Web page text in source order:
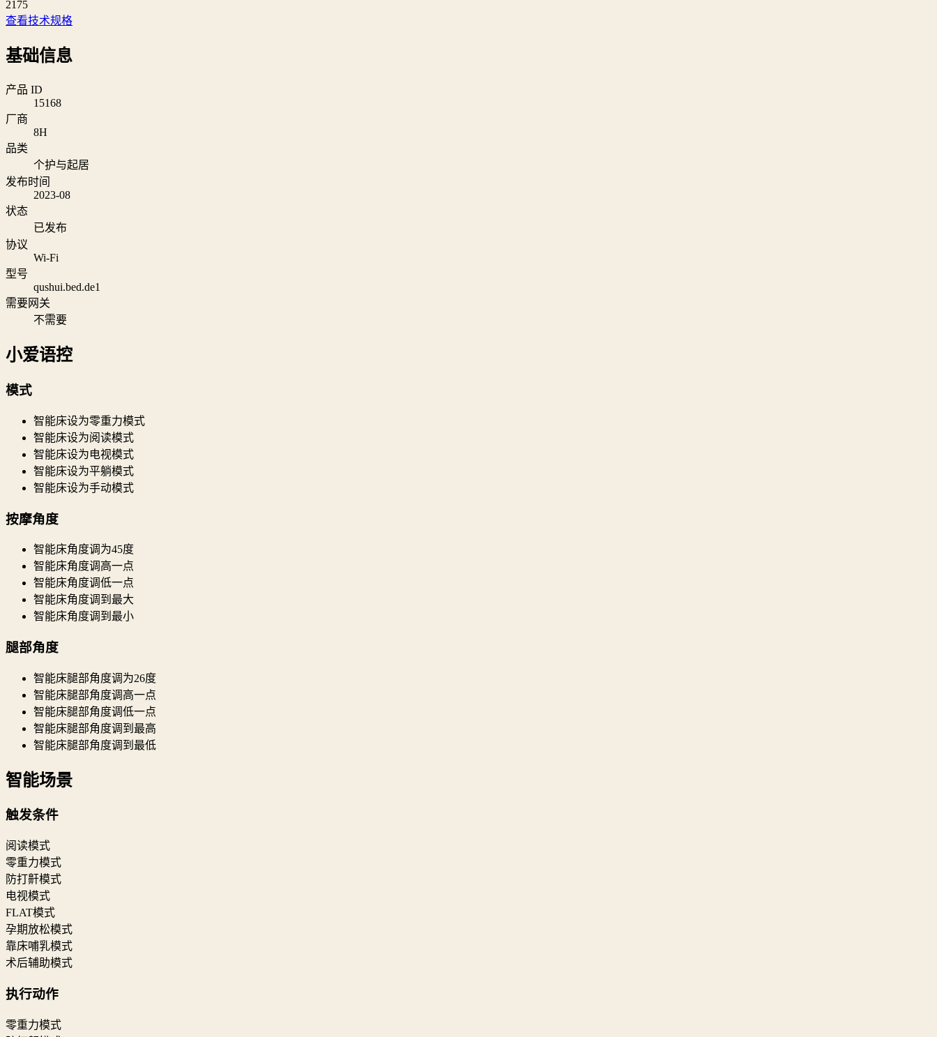
2175
查看技术规格
基础信息
产品 ID
15168
厂商
8H
品类
个护与起居
发布时间
2023-08
状态
已发布
协议
Wi‑Fi
型号
qushui.bed.de1
需要网关
不需要
小爱语控
模式
智能床设为零重力模式
智能床设为阅读模式
智能床设为电视模式
智能床设为平躺模式
智能床设为手动模式
按摩角度
智能床角度调为45度
智能床角度调高一点
智能床角度调低一点
智能床角度调到最大
智能床角度调到最小
腿部角度
智能床腿部角度调为26度
智能床腿部角度调高一点
智能床腿部角度调低一点
智能床腿部角度调到最高
智能床腿部角度调到最低
智能场景
触发条件
阅读模式
零重力模式
防打鼾模式
电视模式
FLAT模式
孕期放松模式
靠床哺乳模式
术后辅助模式
执行动作
零重力模式